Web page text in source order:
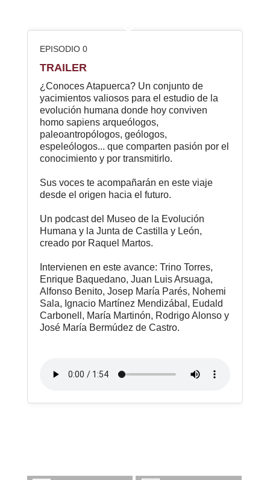
EPISODIO 0
TRAILER
¿Conoces Atapuerca? Un conjunto de
yacimientos valiosos para el estudio de la
evolución humana donde hoy conviven
homo sapiens arqueólogos,
paleoantropólogos, geólogos,
espeleólogos... que comparten pasión por el
conocimiento y por transmitirlo.
Sus voces te acompañarán en este viaje
desde el origen hacia el futuro.
Un podcast del Museo de la Evolución
Humana y la Junta de Castilla y León,
creado por Raquel Martos.
Intervienen en este avance: Trino Torres,
Enrique Baquedano, Juan Luis Arsuaga,
Alfonso Benito, Josep María Parés, Nohemi
Sala, Ignacio Martínez Mendizábal, Eudald
Carbonell, María Martinón, Rodrigo Alonso y
José María Bermúdez de Castro.